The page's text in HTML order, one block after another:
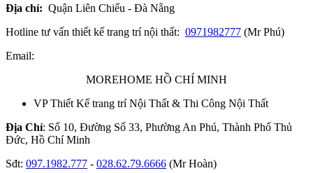
Địa chỉ: Quận Liên Chiểu - Đà Nẵng
Hotline tư vấn thiết kế trang trí nội thất: 0971982777 (Mr Phú)
Email:
MOREHOME HỒ CHÍ MINH
VP Thiết Kế trang trí Nội Thất & Thi Công Nội Thất
Địa Chỉ: Số 10, Đường Số 33, Phường An Phú, Thành Phố Thủ
Đức, Hồ Chí Minh
Sđt: 097.1982.777 - 028.62.79.6666 (Mr Hoàn)